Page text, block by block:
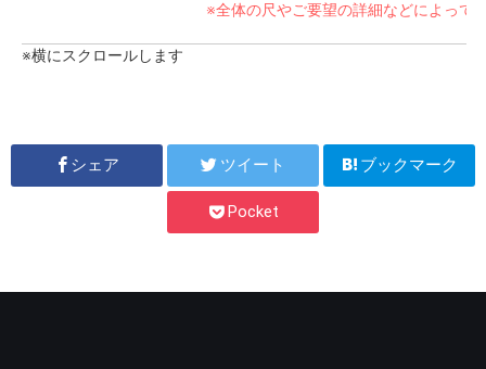
※全体の尺やご要望の詳細などによって
シェア ツイート ブックマーク
Pocket